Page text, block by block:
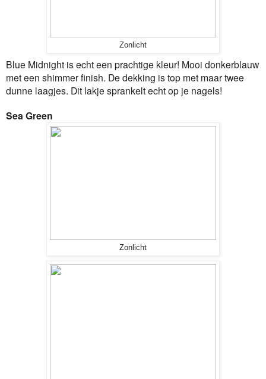
Zonlicht
Blue Midnight is echt een prachtige kleur! Mooi donkerblauw
met een shimmer finish. De dekking is top met maar twee
dunne laagjes. Dit lakje sprankelt echt op je nagels!
Sea Green
Zonlicht